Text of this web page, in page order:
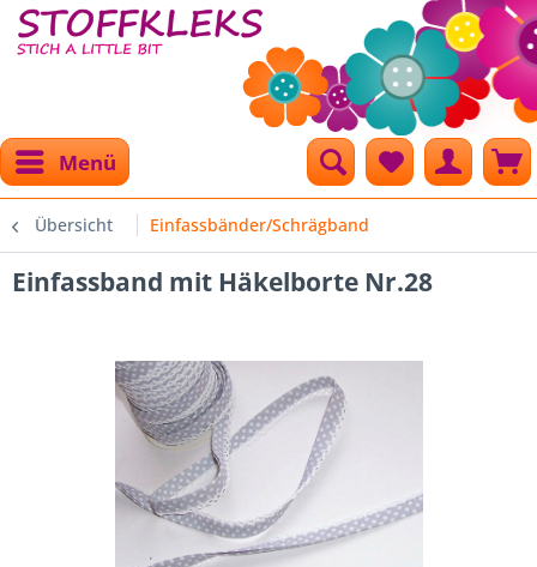
Menü
Übersicht Einfassbänder/Schrägband
Einfassband mit Häkelborte Nr.28